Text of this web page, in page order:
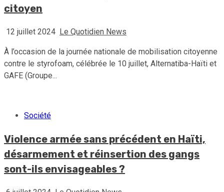
citoyen
12 juillet 2024 Le Quotidien News
À l’occasion de la journée nationale de mobilisation citoyenne
contre le styrofoam, célébrée le 10 juillet, Alternatiba-Haïti et
GAFE (Groupe...
Société
Violence armée sans précédent en Haïti,
désarmement et réinsertion des gangs
sont-ils envisageables ?